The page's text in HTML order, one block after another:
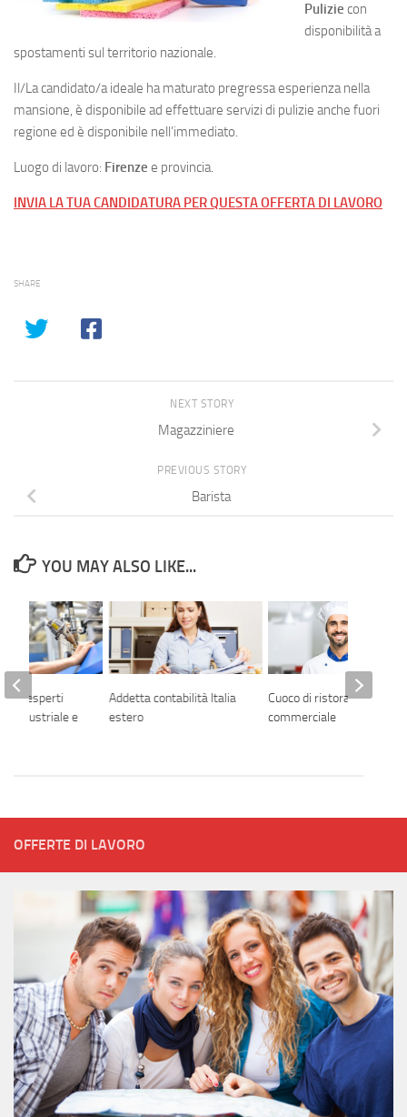
Pulizie con
disponibilità a
spostamenti sul territorio nazionale.
Il/La candidato/a ideale ha maturato pregressa esperienza nella
mansione, è disponibile ad effettuare servizi di pulizie anche fuori
regione ed è disponibile nell’immediato.
Luogo di lavoro: Firenze e provincia.
INVIA LA TUA CANDIDATURA PER QUESTA OFFERTA DI LAVORO
SHARE
NEXT STORY
Magazziniere
PREVIOUS STORY
Barista
YOU MAY ALSO LIKE...
Addetta contabilità Italia
estero
Cuoco di ristorazione
commerciale
esperti
idustriale e
OFFERTE DI LAVORO